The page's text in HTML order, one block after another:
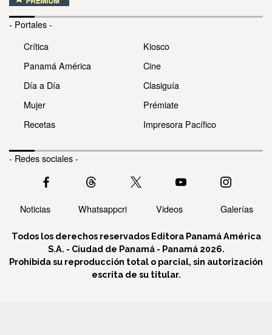
- Portales -
Crítica
Panamá América
Día a Día
Mujer
Recetas
Kiosco
Cine
Clasiguía
Prémiate
Impresora Pacífico
- Redes sociales -
Noticias Whatsappcri Videos Galerías
Todos los derechos reservados Editora Panamá América
S.A. - Ciudad de Panamá - Panamá 2026.
Prohibida su reproducción total o parcial, sin autorización
escrita de su titular.